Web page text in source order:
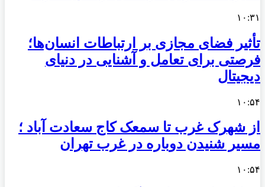
۱۰:۳۱
تأثیر فضای مجازی بر ارتباطات انسان‌ها؛
فرصتی برای تعامل و آشنایی در دنیای
دیجیتال
۱۰:۵۴
از شهرک غرب تا سمعک کاج سعادت آباد ؛
مسیر شنیدن دوباره در غرب تهران
۱۰:۵۴